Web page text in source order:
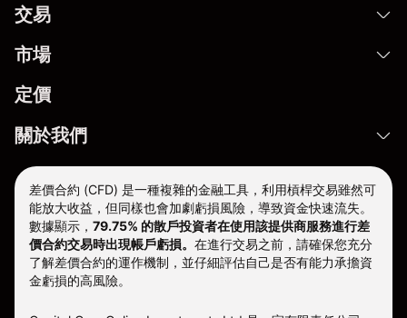
交易
市場
定價
關於我們
差價合約 (CFD) 是一種複雜的金融工具，利用槓桿交易雖然可
能放大收益，但同樣也會加劇虧損風險，導致資金快速流失。
數據顯示， 79.75% 的散戶投資者在使用該提供商服務進行差
價合約交易時出現帳戶虧損。 在進行交易之前，請確保您充分
了解差價合約的運作機制，並仔細評估自己是否有能力承擔資
金虧損的高風險。